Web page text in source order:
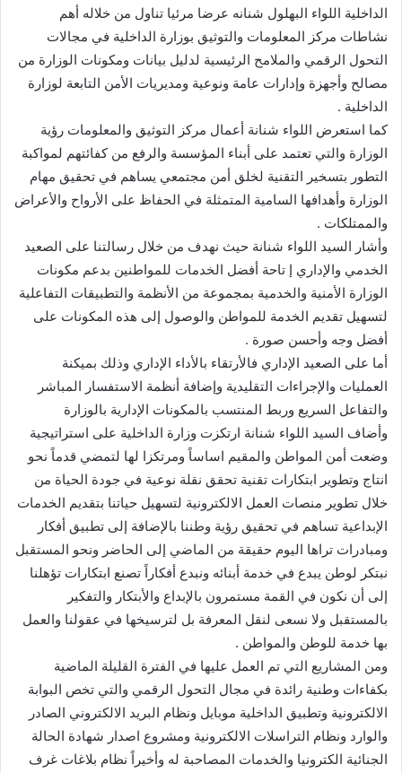
الداخلية اللواء البهلول شنانه عرضا مرئيا تناول من خلاله أهم
نشاطات مركز المعلومات والتوثيق بوزارة الداخلية في مجالات
التحول الرقمي والملامح الرئيسية لدليل بيانات ومكونات الوزارة من
مصالح وأجهزة وإدارات عامة ونوعية ومديريات الأمن التابعة لوزارة
الداخلية .
كما استعرض اللواء شنانة أعمال مركز التوثيق والمعلومات رؤية
الوزارة والتي تعتمد على أبناء المؤسسة والرفع من كفائتهم لمواكبة
التطور بتسخير التقنية لخلق أمن مجتمعي يساهم في تحقيق مهام
الوزارة وأهدافها السامية المتمثلة في الحفاظ على الأرواح والأعراض
والممتلكات .
وأشار السيد اللواء شنانة حيث نهدف من خلال رسالتنا على الصعيد
الخدمي والإداري إ تاحة أفضل الخدمات للمواطنين بدعم مكونات
الوزارة الأمنية والخدمية بمجموعة من الأنظمة والتطبيقات التفاعلية
لتسهيل تقديم الخدمة للمواطن والوصول إلى هذه المكونات على
أفضل وجه وأحسن صورة .
أما على الصعيد الإداري فالأرتقاء بالأداء الإداري وذلك بميكنة
العمليات والإجراءات التقليدية وإضافة أنظمة الاستفسار المباشر
والتفاعل السريع وربط المنتسب بالمكونات الإدارية بالوزارة
وأضاف السيد اللواء شنانة ارتكزت وزارة الداخلية على استراتيجية
وضعت أمن المواطن والمقيم اساساً ومرتكزا لها لتمضي قدماً نحو
انتاج وتطوير ابتكارات تقنية تحقق نقلة نوعية في جودة الحياة من
خلال تطوير منصات العمل الالكترونية لتسهيل حياتنا بتقديم الخدمات
الإبداعية تساهم في تحقيق رؤية وطننا بالإضافة إلى تطبيق أفكار
ومبادرات تراها اليوم حقيقة من الماضي إلى الحاضر ونحو المستقبل
نبتكر لوطن يبدع في خدمة أبنائه ونبدع أفكاراً تصنع ابتكارات تؤهلنا
إلى أن نكون في القمة مستمرون بالإبداع والأبتكار والتفكير
بالمستقبل ولا نسعى لنقل المعرفة بل لترسيخها في عقولنا والعمل
بها خدمة للوطن والمواطن .
ومن المشاريع التي تم العمل عليها في الفترة القليلة الماضية
بكفاءات وطنية رائدة في مجال التحول الرقمي والتي تخص البوابة
الالكترونية وتطبيق الداخلية موبايل ونظام البريد الالكتروني الصادر
والوارد ونظام التراسلات الالكترونية ومشروع اصدار شهادة الحالة
الجنائية الكترونيا والخدمات المصاحبة له وأخيراً نظام بلاغات غرف